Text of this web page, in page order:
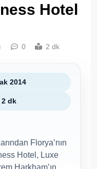
Hotel
0 2 dk
2014
2 dk
Florya’nın
Hotel, Luxe
Harkham’ın